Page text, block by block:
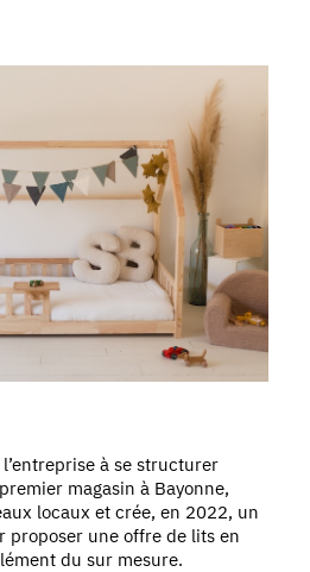
à se structurer
magasin à Bayonne,
locaux et crée, en 2022, un
proposer une offre de lits en
du sur mesure.